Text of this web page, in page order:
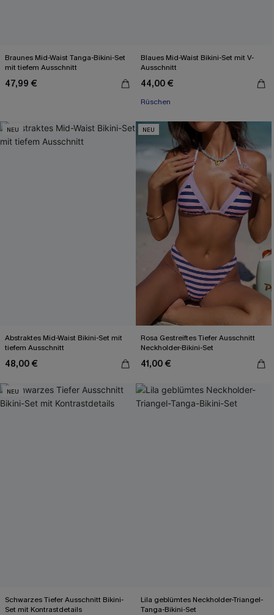
Braunes Mid-Waist Tanga-Bikini-Set
mit tiefem Ausschnitt
47,99 €
Blaues Mid-Waist Bikini-Set mit V-
Ausschnitt
44,00 €
Rüschen
NEU
Abstraktes Mid-Waist Bikini-Set mit
tiefem Ausschnitt
48,00 €
NEU
Rosa Gestreiftes Tiefer Ausschnitt
Neckholder-Bikini-Set
41,00 €
NEU
Schwarzes Tiefer Ausschnitt Bikini-
Set mit Kontrastdetails
Lila geblümtes Neckholder-Triangel-
Tanga-Bikini-Set